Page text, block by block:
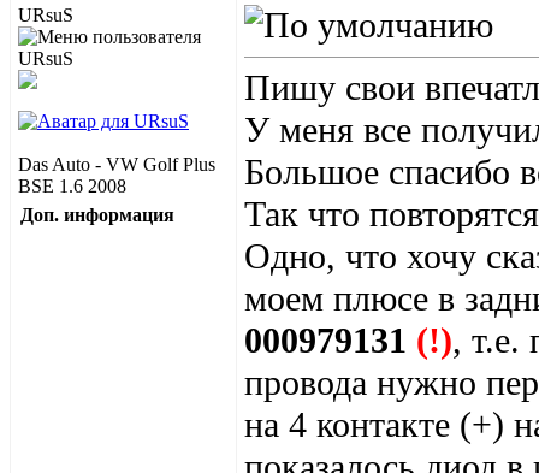
URsuS
Das Auto - VW Golf Plus
BSE 1.6 2008
Доп. информация
Пишу свои
У меня все
Большое спасибо
Так что
Одно, что хочу
моем плюсе в
000979131 (!), т.е.
провода нужно
на 4 контакте (+)